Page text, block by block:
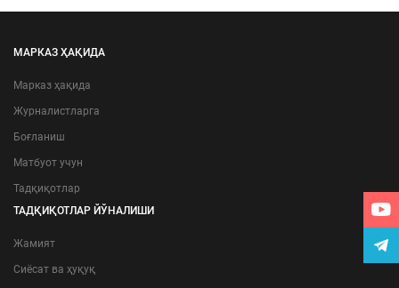
МАРКАЗ ҲАҚИДА
Марказ ҳақида
Журналистларга
Боғланиш
Матбуот учун
Тадқиқотлар
ТАДҚИҚОТЛАР ЙЎНАЛИШИ
Жамият
Сиёсат ва ҳуқуқ